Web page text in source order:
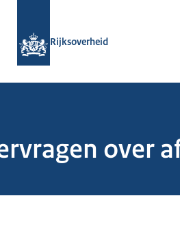
Rijksoverheid
over